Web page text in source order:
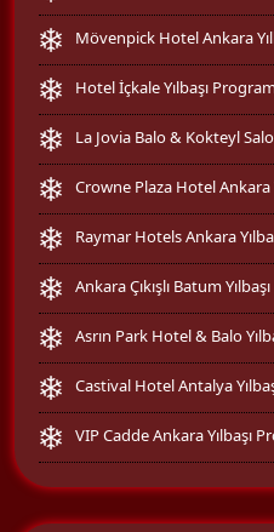
Mövenpick Hotel Ankara
Hotel İçkale Yılbaşı
La Jovia Balo & Kokteyl
Crowne Plaza Hotel Ankara
Raymar Hotels Ankara
Ankara Çıkışlı Batum
Asrın Park Hotel & Balo
Castival Hotel Antalya
VIP Cadde Ankara Yılbaşı